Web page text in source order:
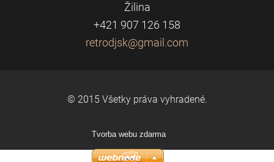
Žilina
+421 907 126 158
retrodjsk@gmail.com
© 2015 Všetky práva vyhradené.
Tvorba webu zdarma